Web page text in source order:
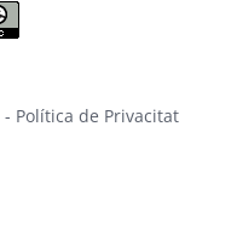
- Política de Privacitat